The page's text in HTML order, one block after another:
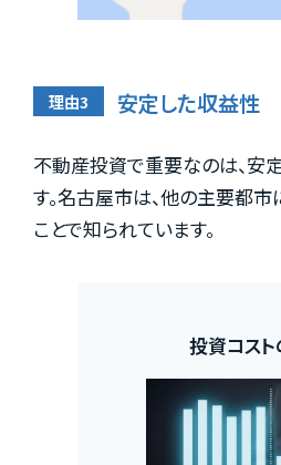
安定した収益性
不動産投資で重要なのは、安
す。名古屋市は、他の主要都
ことで知られています。
投資コス